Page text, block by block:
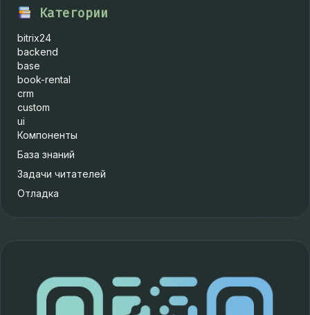
Категории
bitrix24
backend
base
book-rental
crm
custom
ui
Компоненты
База знаний
Задачи читателей
Отладка